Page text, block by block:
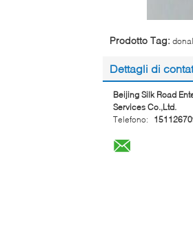
Prodotto Tag:
Dettagli di
Beijing Silk Road
Services Co.,Ltd.
Telefono: